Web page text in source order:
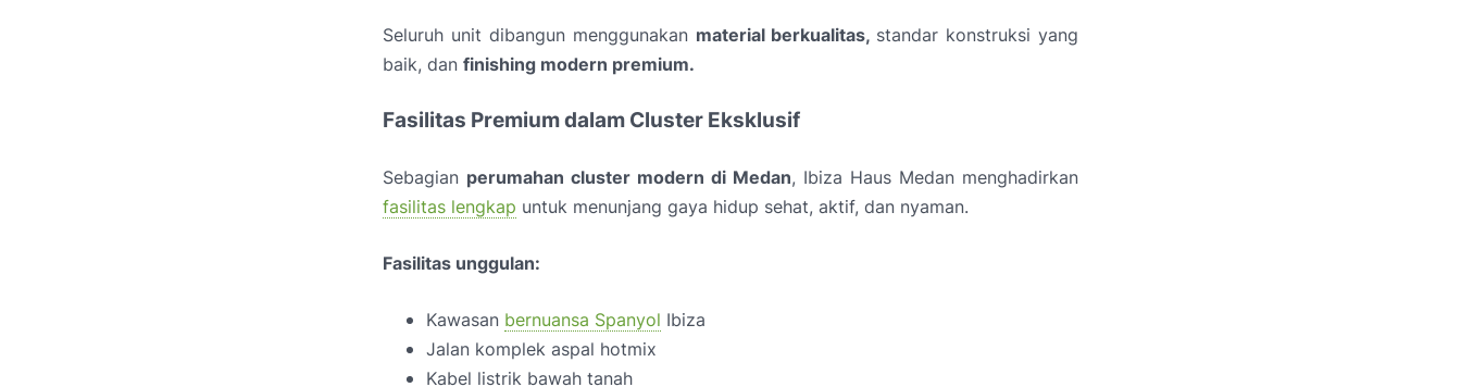
Seluruh unit dibangun menggunakan material berkualitas, standar konstruksi yang
baik, dan finishing modern premium.
Fasilitas Premium dalam Cluster Eksklusif
Sebagian perumahan cluster modern di Medan, Ibiza Haus Medan menghadirkan
fasilitas lengkap untuk menunjang gaya hidup sehat, aktif, dan nyaman.
Fasilitas unggulan:
Kawasan bernuansa Spanyol Ibiza
Jalan komplek aspal hotmix
Kabel listrik bawah tanah